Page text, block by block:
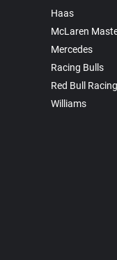
Haas
McLaren
Mercedes
Racing Bulls
Red Bull Racing
Williams